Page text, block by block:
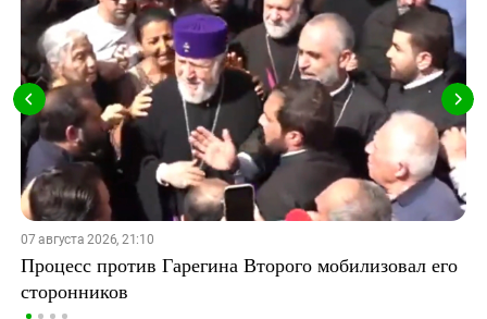
07 августа 2026, 21:10
Процесс против Гарегина Второго мобилизовал его
сторонников